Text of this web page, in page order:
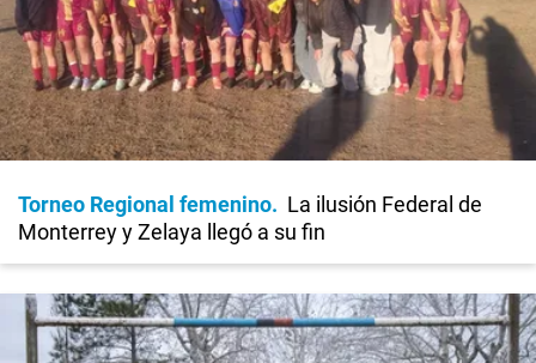
Torneo Regional femenino
La ilusión Federal de
Monterrey y Zelaya llegó a su fin